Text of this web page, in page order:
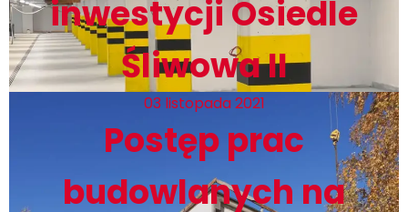
inwestycji Osiedle
Śliwowa II
03 listopada 2021
Postęp prac
budowlanych na